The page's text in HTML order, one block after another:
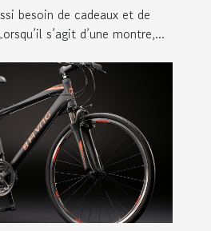
besoin de cadeaux et de
s’agit d’une montre,...